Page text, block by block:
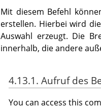
Mit diesem Befehl
erstellen. Hierbei wird
Auswahl erzeugt. Die
innerhalb, die andere
4.13.1. Aufruf des
You can access this